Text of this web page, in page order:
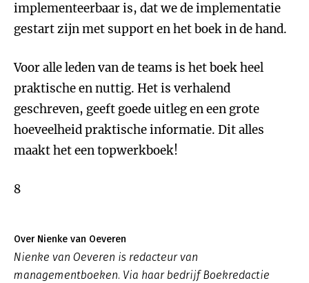
implementeerbaar is, dat we de implementatie
gestart zijn met support en het boek in de hand.
Voor alle leden van de teams is het boek heel
praktische en nuttig. Het is verhalend
geschreven, geeft goede uitleg en een grote
hoeveelheid praktische informatie. Dit alles
maakt het een topwerkboek!
8
Over Nienke van Oeveren
Nienke van Oeveren is redacteur van
managementboeken. Via haar bedrijf Boekredactie